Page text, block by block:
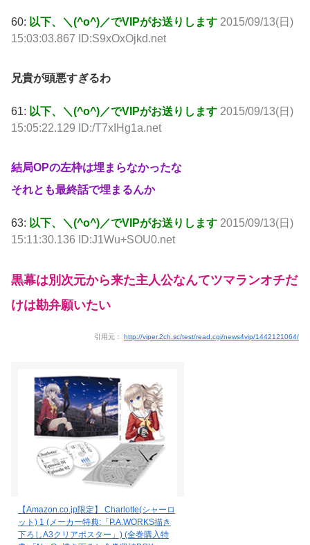
60: 以下、＼(^o^)／でVIPがお送りします 2015/09/13(日)
15:03:03.867 ID:S9xOxOjkd.net
兄貴が頭悪すぎるわ
61: 以下、＼(^o^)／でVIPがお送りします 2015/09/13(日)
15:05:22.129 ID:/T7xIHg1a.net
結局OPの左枠は埋まらなかったな
それとも最終話で埋まるんか
63: 以下、＼(^o^)／でVIPがお送りします 2015/09/13(日)
15:11:30.136 ID:J1Wu+SOU0.net
黒幕は別次元から来た主人公なんてツマランオチだ
けは勘弁願いたい
引用元： http://viper.2ch.sc/test/read.cgi/news4vip/1442121064/
【Amazon.co.jp限定】 Charlotte(シャーロ
ット) 1 (メーカー特典:「P.A.WORKS描き
下ろしA3クリアポスター」) (全巻購入特